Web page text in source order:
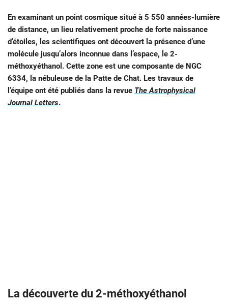
En examinant un point cosmique situé à 5 550 années-lumière
de distance, un lieu relativement proche de forte naissance
d’étoiles, les scientifiques ont découvert la présence d’une
molécule jusqu’alors inconnue dans l’espace, le 2-
méthoxyéthanol. Cette zone est une composante de NGC
6334, la nébuleuse de la Patte de Chat. Les travaux de
l’équipe ont été publiés dans la revue The Astrophysical
Journal Letters.
La découverte du 2-méthoxyéthanol